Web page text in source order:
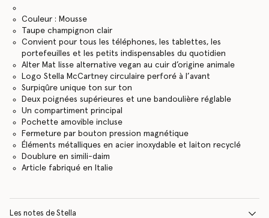
Couleur : Mousse
Taupe champignon clair
Convient pour tous les téléphones, les tablettes, les
portefeuilles et les petits indispensables du quotidien
Alter Mat lisse alternative vegan au cuir d’origine animale
Logo Stella McCartney circulaire perforé à l’avant
Surpiqûre unique ton sur ton
Deux poignées supérieures et une bandoulière réglable
Un compartiment principal
Pochette amovible incluse
Fermeture par bouton pression magnétique
Éléments métalliques en acier inoxydable et laiton recyclé
Doublure en simili-daim
Article fabriqué en Italie
Les notes de Stella